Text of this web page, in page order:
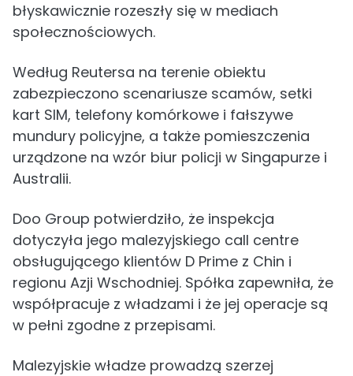
błyskawicznie rozeszły się w mediach
społecznościowych.
Według Reutersa na terenie obiektu
zabezpieczono scenariusze scamów, setki
kart SIM, telefony komórkowe i fałszywe
mundury policyjne, a także pomieszczenia
urządzone na wzór biur policji w Singapurze i
Australii.
Doo Group potwierdziło, że inspekcja
dotyczyła jego malezyjskiego call centre
obsługującego klientów D Prime z Chin i
regionu Azji Wschodniej. Spółka zapewniła, że
współpracuje z władzami i że jej operacje są
w pełni zgodne z przepisami.
Malezyjskie władze prowadzą szerzej